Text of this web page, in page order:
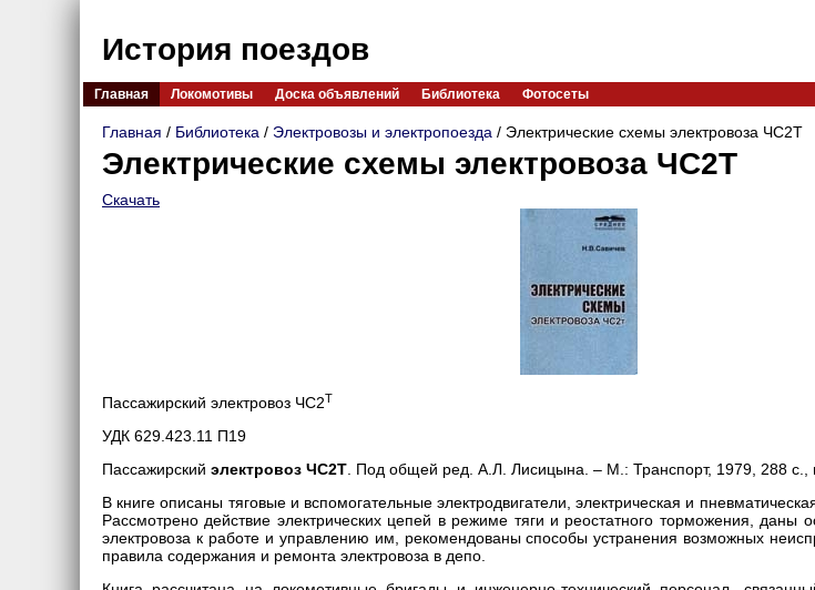
История поездов
Главная Локомотивы Доска объявлений Библиотека Фотосеты
Главная / Библиотека / Электровозы и электропоезда / Электрические схемы электровоза ЧС2Т
Электрические схемы электровоза ЧС2Т
Скачать
Пассажирский электровоз ЧС2Т
УДК 629.423.11 П19
Пассажирский электровоз ЧС2Т. Под общей ред. А.Л. Лисицына. – М.: Транспорт, 1979, 288 с.,
В книге описаны тяговые и вспомогательные электродвигатели, электрическая и
Рассмотрено действие электрических цепей в режиме тяги и реостатного торможения, даны
электровоза к работе и управлению им, рекомендованы способы устранения возможных
правила содержания и ремонта электровоза в депо.